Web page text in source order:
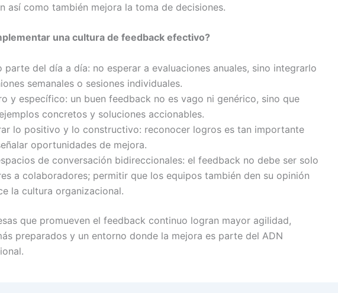
así como también mejora la toma de decisiones.
una cultura de feedback efectivo?
parte del día a día: no esperar a evaluaciones anuales, sino integrarlo
semanales o sesiones individuales.
y específico: un buen feedback no es vago ni genérico, sino que
concretos y soluciones accionables.
lo positivo y lo constructivo: reconocer logros es tan importante
oportunidades de mejora.
de conversación bidireccionales: el feedback no debe ser solo
a colaboradores; permitir que los equipos también den su opinión
la cultura organizacional.
que promueven el feedback continuo logran mayor agilidad,
preparados y un entorno donde la mejora es parte del ADN